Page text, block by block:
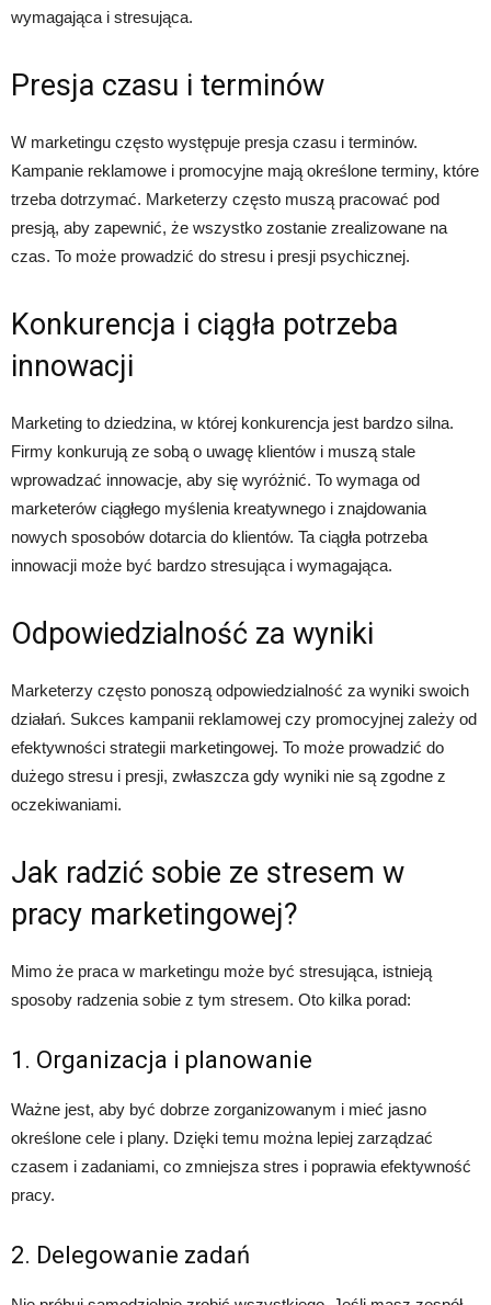
wymagająca i stresująca.
Presja czasu i terminów
W marketingu często występuje presja czasu i terminów.
Kampanie reklamowe i promocyjne mają określone terminy, które
trzeba dotrzymać. Marketerzy często muszą pracować pod
presją, aby zapewnić, że wszystko zostanie zrealizowane na
czas. To może prowadzić do stresu i presji psychicznej.
Konkurencja i ciągła potrzeba
innowacji
Marketing to dziedzina, w której konkurencja jest bardzo silna.
Firmy konkurują ze sobą o uwagę klientów i muszą stale
wprowadzać innowacje, aby się wyróżnić. To wymaga od
marketerów ciągłego myślenia kreatywnego i znajdowania
nowych sposobów dotarcia do klientów. Ta ciągła potrzeba
innowacji może być bardzo stresująca i wymagająca.
Odpowiedzialność za wyniki
Marketerzy często ponoszą odpowiedzialność za wyniki swoich
działań. Sukces kampanii reklamowej czy promocyjnej zależy od
efektywności strategii marketingowej. To może prowadzić do
dużego stresu i presji, zwłaszcza gdy wyniki nie są zgodne z
oczekiwaniami.
Jak radzić sobie ze stresem w
pracy marketingowej?
Mimo że praca w marketingu może być stresująca, istnieją
sposoby radzenia sobie z tym stresem. Oto kilka porad:
1. Organizacja i planowanie
Ważne jest, aby być dobrze zorganizowanym i mieć jasno
określone cele i plany. Dzięki temu można lepiej zarządzać
czasem i zadaniami, co zmniejsza stres i poprawia efektywność
pracy.
2. Delegowanie zadań